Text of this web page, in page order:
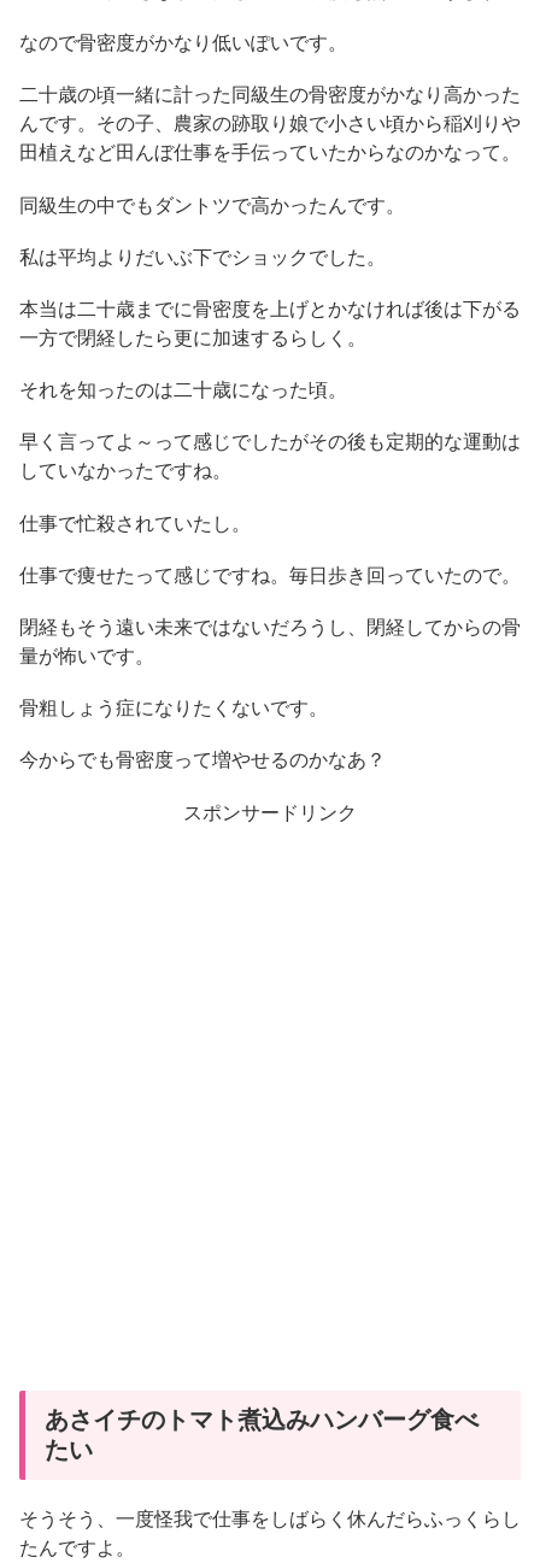
なので骨密度がかなり低いぽいです。
二十歳の頃一緒に計った同級生の骨密度がかなり高かった
んです。その子、農家の跡取り娘で小さい頃から稲刈りや
田植えなど田んぼ仕事を手伝っていたからなのかなって。
同級生の中でもダントツで高かったんです。
私は平均よりだいぶ下でショックでした。
本当は二十歳までに骨密度を上げとかなければ後は下がる
一方で閉経したら更に加速するらしく。
それを知ったのは二十歳になった頃。
早く言ってよ～って感じでしたがその後も定期的な運動は
していなかったですね。
仕事で忙殺されていたし。
仕事で痩せたって感じですね。毎日歩き回っていたので。
閉経もそう遠い未来ではないだろうし、閉経してからの骨
量が怖いです。
骨粗しょう症になりたくないです。
今からでも骨密度って増やせるのかなあ？
スポンサードリンク
あさイチのトマト煮込みハンバーグ食べ
たい
そうそう、一度怪我で仕事をしばらく休んだらふっくらし
たんですよ。